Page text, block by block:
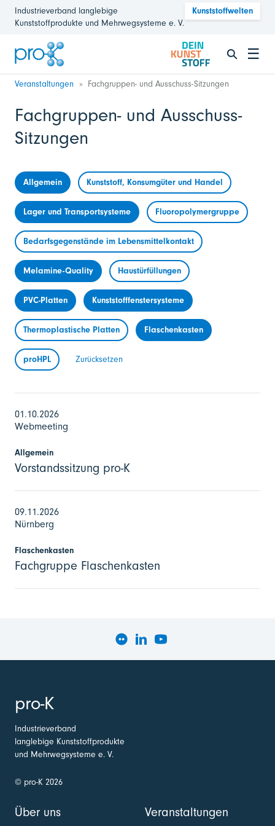
Industrieverband langlebige
Kunststoffprodukte und Mehrwegsysteme e. V.
Kunststoffwelten
☰
Veranstaltungen Fachgruppen- und Ausschuss-Sitzungen
Fachgruppen- und Ausschuss-
Sitzungen
Allgemein Kunststoff, Konsumgüter und Handel
Lager und Transportsysteme Fluoropolymergruppe
Bedarfsgegenstände im Lebensmittelkontakt
Melamine-Quality Haustürfüllungen
PVC-Platten Kunststofffenstersysteme
Thermoplastische Platten Flaschenkasten
proHPL Zurücksetzen
01.10.2026
Webmeeting
Allgemein
Vorstandssitzung pro-K
09.11.2026
Nürnberg
Flaschenkasten
Fachgruppe Flaschenkasten
pro-K
Industrieverband
langlebige Kunststoffprodukte
und Mehrwegsysteme e. V.
© pro-K 2026
Über uns Veranstaltungen